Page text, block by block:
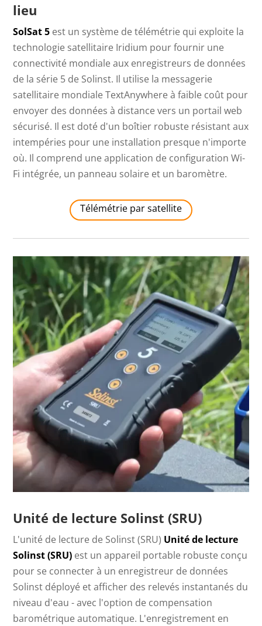
lieu
SolSat 5 est un système de télémétrie qui exploite la
technologie satellitaire Iridium pour fournir une
connectivité mondiale aux enregistreurs de données
de la série 5 de Solinst. Il utilise la messagerie
satellitaire mondiale TextAnywhere à faible coût pour
envoyer des données à distance vers un portail web
sécurisé. Il est doté d'un boîtier robuste résistant aux
intempéries pour une installation presque n'importe
où. Il comprend une application de configuration Wi-
Fi intégrée, un panneau solaire et un baromètre.
Télémétrie par satellite
Unité de lecture Solinst (SRU)
L'unité de lecture de Solinst (SRU) Unité de lecture
Solinst (SRU) est un appareil portable robuste conçu
pour se connecter à un enregistreur de données
Solinst déployé et afficher des relevés instantanés du
niveau d'eau - avec l'option de compensation
barométrique automatique. L'enregistrement en